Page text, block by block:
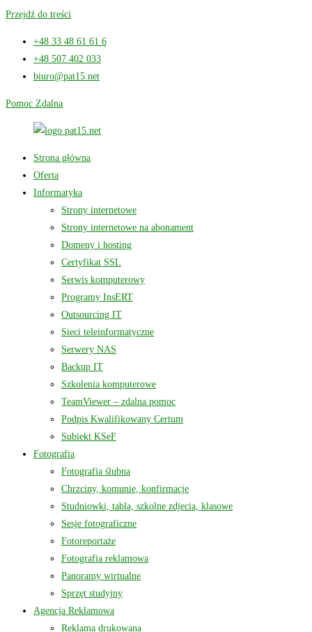
Przejdź do treści
+48 33 48 61 61 6
+48 507 402 033
biuro@pat15.net
Pomoc Zdalna
Strona główna
Oferta
Informatyka
Strony internetowe
Strony internetowe na abonament
Domeny i hosting
Certyfikat SSL
Serwis komputerowy
Programy InsERT
Outsourcing IT
Sieci teleinformatyczne
Serwery NAS
Backup IT
Szkolenia komputerowe
TeamViewer – zdalna pomoc
Podpis Kwalifikowany Certum
Subiekt KSeF
Fotografia
Fotografia ślubna
Chrzciny, komunie, konfirmacje
Studniowki, tabla, szkolne zdjecia, klasowe
Sesje fotograficzne
Fotoreportaże
Fotografia reklamowa
Panoramy wirtualne
Sprzęt studyjny
Agencja Reklamowa
Reklama drukowana